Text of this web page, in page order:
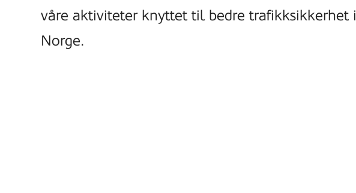
våre aktiviteter knyttet til bedre trafikksikkerhet i
Norge.